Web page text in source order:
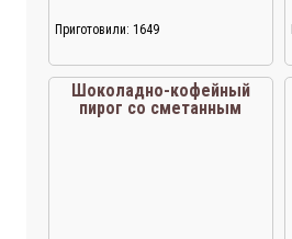
Приготовили: 1649
Шоколадно-кофейный
пирог со сметанным